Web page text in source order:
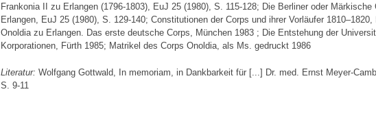
Frankonia II zu Erlangen (1796-1803), EuJ 25 (1980), S. 115-128; Die Berliner oder
Erlangen, EuJ 25 (1980), S. 129-140; Constitutionen der Corps und ihrer Vorläufer 1810–1820,
Onoldia zu Erlangen. Das erste deutsche Corps, München 1983 ; Die Entstehung der
Korporationen, Fürth 1985; Matrikel des Corps Onoldia, als Ms. gedruckt 1986
Literatur: Wolfgang Gottwald, In memoriam, in Dankbarkeit für [...] Dr. med. Ernst Meyer-
S. 9-11